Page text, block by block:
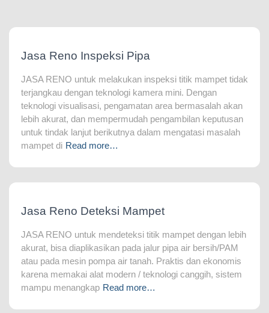
Jasa Reno Inspeksi Pipa
JASA RENO untuk melakukan inspeksi titik mampet tidak
terjangkau dengan teknologi kamera mini. Dengan
teknologi visualisasi, pengamatan area bermasalah akan
lebih akurat, dan mempermudah pengambilan keputusan
untuk tindak lanjut berikutnya dalam mengatasi masalah
mampet di Read more…
Jasa Reno Deteksi Mampet
JASA RENO untuk mendeteksi titik mampet dengan lebih
akurat, bisa diaplikasikan pada jalur pipa air bersih/PAM
atau pada mesin pompa air tanah. Praktis dan ekonomis
karena memakai alat modern / teknologi canggih, sistem
mampu menangkap Read more…